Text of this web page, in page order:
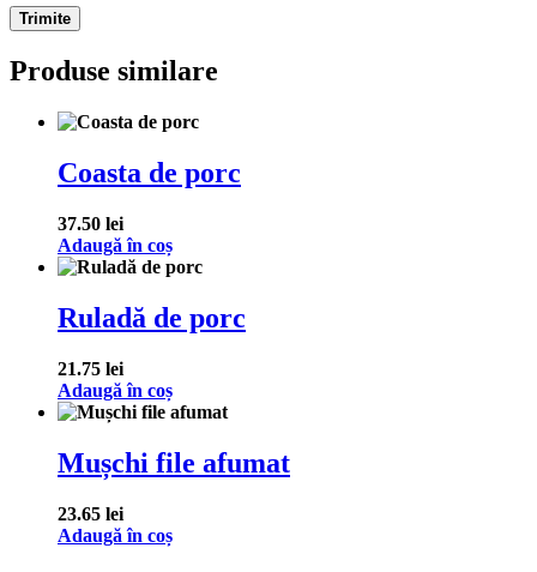
Produse similare
Coasta de porc
37.50 lei
Adaugă în coș
Ruladă de porc
21.75 lei
Adaugă în coș
Mușchi file afumat
23.65 lei
Adaugă în coș